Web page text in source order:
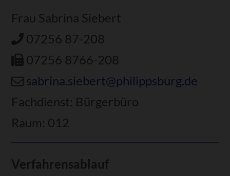
Frau Sabrina Siebert
07256 87-208
07256 8766-208
sabrina.siebert@philippsburg.de
Fachdienst: Bürgerbüro
Raum: 012
Verfahrensablauf